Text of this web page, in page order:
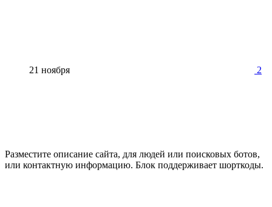
21 ноября 2
Разместите описание сайта, для людей или поисковых ботов,
или контактную информацию. Блок поддерживает шорткоды.